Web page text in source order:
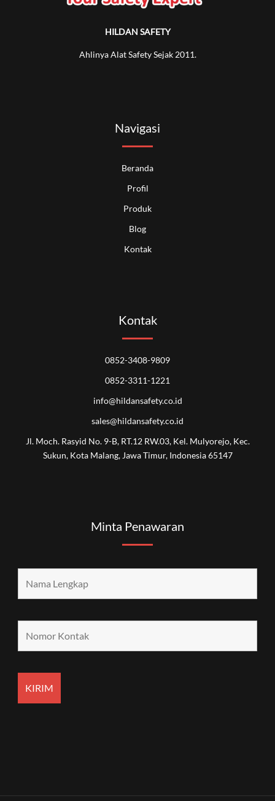
HILDAN SAFETY
Ahlinya Alat Safety Sejak 2011.
Navigasi
Beranda
Profil
Produk
Blog
Kontak
Kontak
0852-3408-9809
0852-3311-1221
info@hildansafety.co.id
sales@hildansafety.co.id
Jl. Moch. Rasyid No. 9-B, RT.12 RW.03, Kel. Mulyorejo, Kec.
Sukun, Kota Malang, Jawa Timur, Indonesia 65147
Minta Penawaran